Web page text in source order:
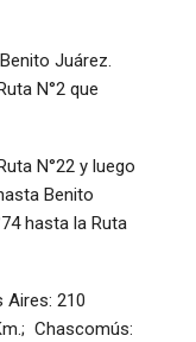
Juárez.
N°2 que
N°22 y luego
Benito
hasta la Ruta
Aires: 210
Chascomús: